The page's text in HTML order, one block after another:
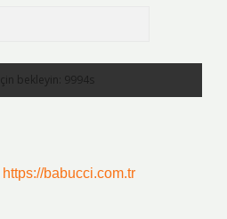
https://babucci.com.tr